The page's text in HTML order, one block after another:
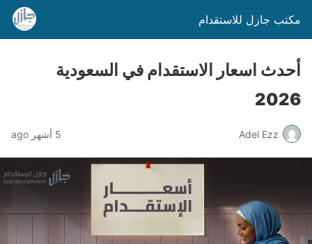
مكتب جازل للاستقدام
أحدث اسعار الاستقدام في السعودية
2026
Adel Ezz 5 أشهر ago